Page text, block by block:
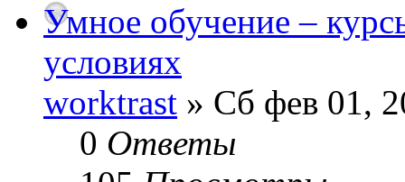
Умное обучение –
условиях
worktrast » Сб фев 01,
0 Ответы